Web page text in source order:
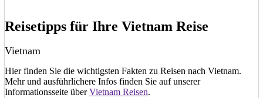
Reisetipps für Ihre Vietnam Reise
Vietnam
Hier finden Sie die wichtigsten Fakten zu Reisen nach Vietnam.
Mehr und ausführlichere Infos finden Sie auf unserer
Informationsseite überVietnam Reisen.